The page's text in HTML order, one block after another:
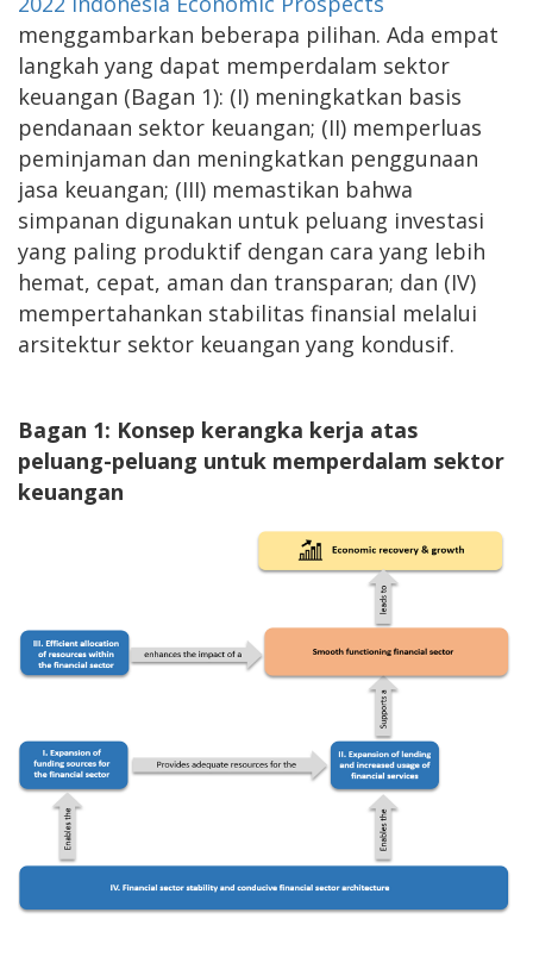
menggambarkan beberapa pilihan. Ada empat
langkah yang dapat memperdalam sektor
keuangan (Bagan 1): (I) meningkatkan basis
pendanaan sektor keuangan; (II) memperluas
peminjaman dan meningkatkan penggunaan
jasa keuangan; (III) memastikan bahwa
simpanan digunakan untuk peluang investasi
yang paling produktif dengan cara yang lebih
hemat, cepat, aman dan transparan; dan (IV)
mempertahankan stabilitas finansial melalui
arsitektur sektor keuangan yang kondusif.
Bagan 1: Konsep kerangka kerja atas
peluang-peluang untuk memperdalam sektor
keuangan